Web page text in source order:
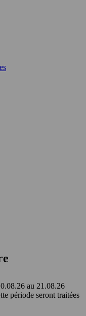
au 21.08.26
période seront traitées